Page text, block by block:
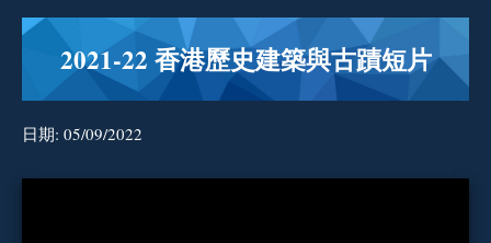
2021-22 香港歷史建築與古蹟短片
日期: 05/09/2022